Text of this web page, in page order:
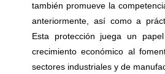
también promueve la
anteriormente, así como a
Esta protección juega un
crecimiento económico al
sectores industriales y de